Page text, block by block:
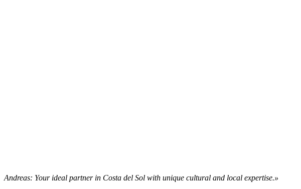
Andreas: Your ideal partner in Costa del Sol with unique cultural and local expertise.»